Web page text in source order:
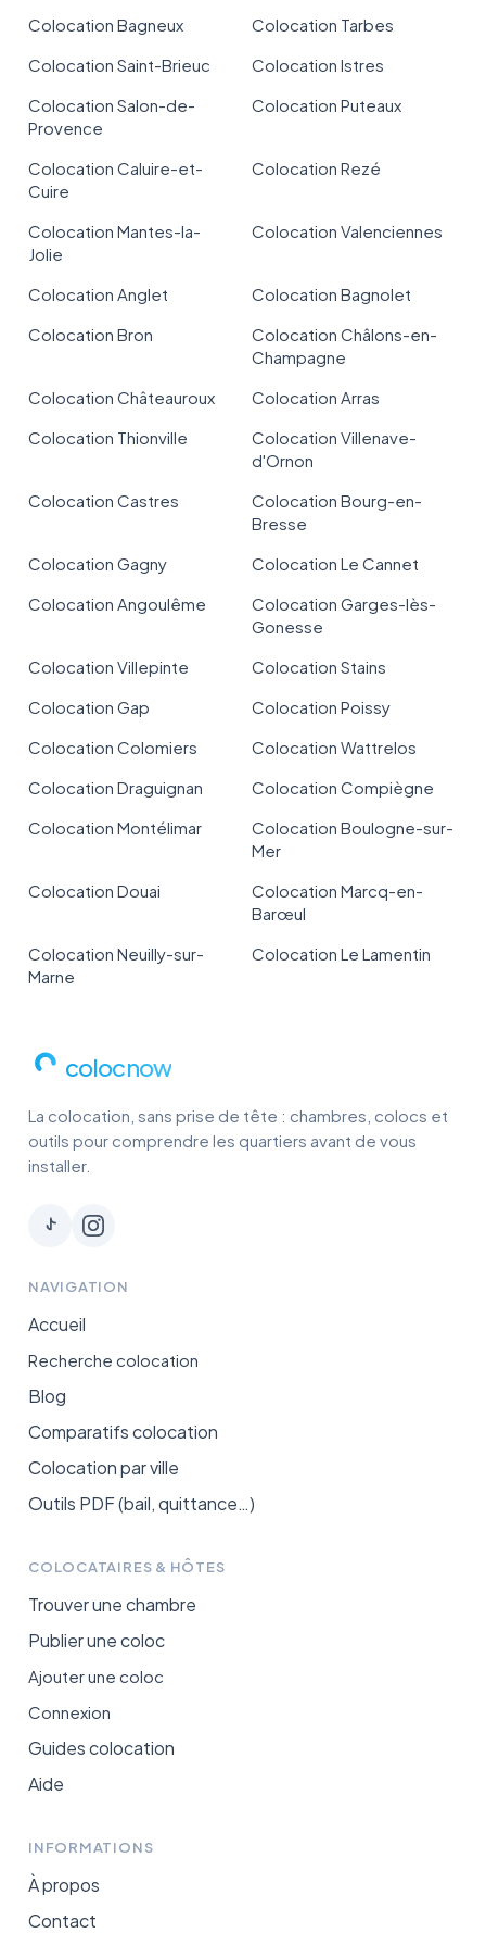
Colocation Bagneux
Colocation Tarbes
Colocation Saint-Brieuc
Colocation Istres
Colocation Salon-de-
Provence
Colocation Puteaux
Colocation Caluire-et-
Cuire
Colocation Rezé
Colocation Mantes-la-
Jolie
Colocation Valenciennes
Colocation Anglet
Colocation Bagnolet
Colocation Bron
Colocation Châlons-en-
Champagne
Colocation Châteauroux
Colocation Arras
Colocation Thionville
Colocation Villenave-
d'Ornon
Colocation Castres
Colocation Bourg-en-
Bresse
Colocation Gagny
Colocation Le Cannet
Colocation Angoulême
Colocation Garges-lès-
Gonesse
Colocation Villepinte
Colocation Stains
Colocation Gap
Colocation Poissy
Colocation Colomiers
Colocation Wattrelos
Colocation Draguignan
Colocation Compiègne
Colocation Montélimar
Colocation Boulogne-sur-
Mer
Colocation Douai
Colocation Marcq-en-
Barœul
Colocation Neuilly-sur-
Marne
Colocation Le Lamentin
colocnow
La colocation, sans prise de tête : chambres, colocs et
outils pour comprendre les quartiers avant de vous
installer.
NAVIGATION
Accueil
Recherche colocation
Blog
Comparatifs colocation
Colocation par ville
Outils PDF (bail, quittance…)
COLOCATAIRES & HÔTES
Trouver une chambre
Publier une coloc
Ajouter une coloc
Connexion
Guides colocation
Aide
INFORMATIONS
À propos
Contact